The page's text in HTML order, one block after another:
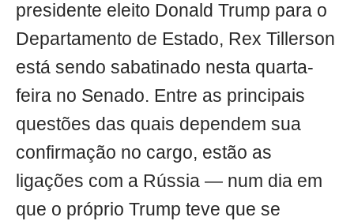
presidente eleito Donald Trump para o
Departamento de Estado, Rex Tillerson
está sendo sabatinado nesta quarta-
feira no Senado. Entre as principais
questões das quais dependem sua
confirmação no cargo, estão as
ligações com a Rússia — num dia em
que o próprio Trump teve que se